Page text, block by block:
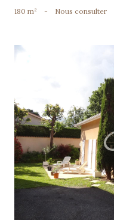
180 m² - Nous consulter